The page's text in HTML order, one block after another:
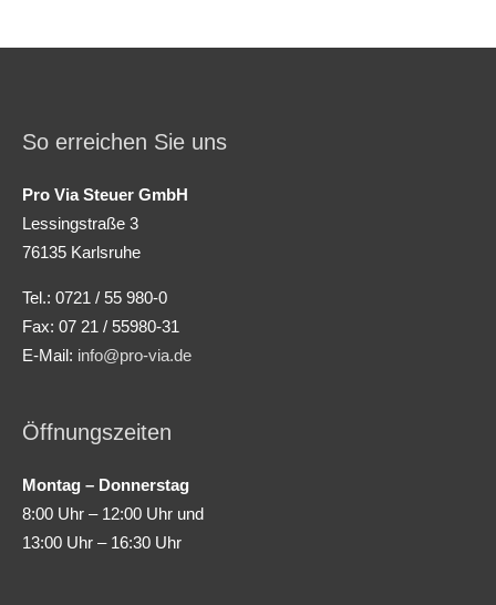
So erreichen Sie uns
Pro Via Steuer GmbH
Lessingstraße 3
76135 Karlsruhe
Tel.: 0721 / 55 980-0
Fax: 07 21 / 55980-31
E-Mail: info@pro-via.de
Öffnungszeiten
Montag – Donnerstag
8:00 Uhr – 12:00 Uhr und
13:00 Uhr – 16:30 Uhr